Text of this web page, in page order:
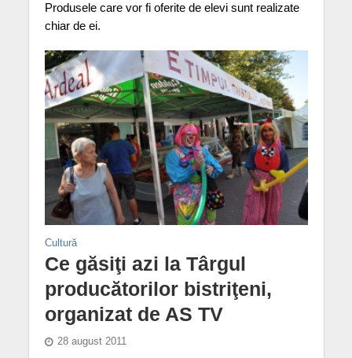
Produsele care vor fi oferite de elevi sunt realizate
chiar de ei.
Cultură
Ce găsiţi azi la Târgul
producătorilor bistriţeni,
organizat de AS TV
28 august 2011